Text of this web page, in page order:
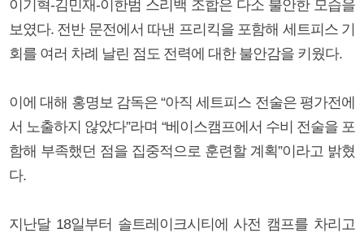
이기혁-김민재-이한범 스리백 조합은 다소 불안한 모습을
보였다. 전반 문전에서 따낸 프리킥을 포함해 세트피스 기
회를 여러 차례 날린 점도 전력에 대한 불안감을 키웠다.
이에 대해 홍명보 감독은 “아직 세트피스 전술은 평가전에
서 노출하지 않았다”라며 “베이스캠프에서 수비 전술을 포
함해 부족했던 점을 집중적으로 훈련할 계획”이라고 밝혔
다.
지난달 18일부터 솔트레이크시티에 사전 캠프를 차리고